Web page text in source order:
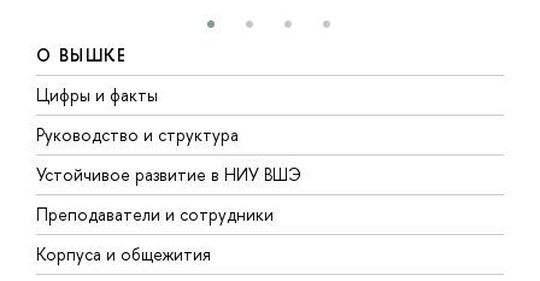
О ВЫШКЕ
Цифры и факты
Руководство и структура
Устойчивое развитие в НИУ ВШЭ
Преподаватели и сотрудники
Корпуса и общежития